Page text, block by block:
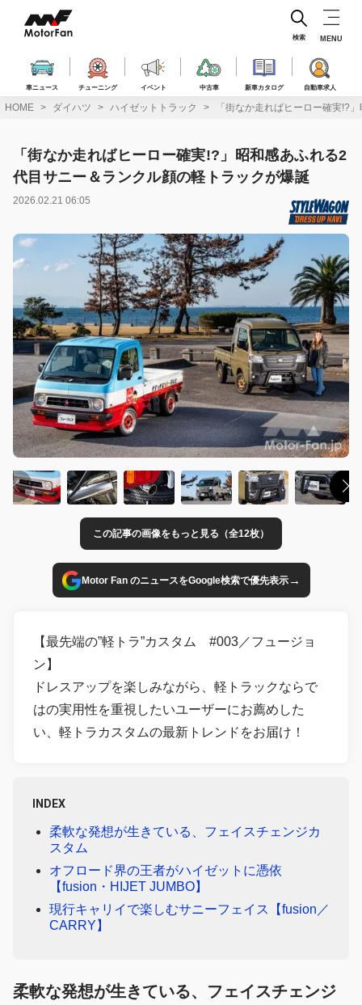
ス
車ニュース チューニング イベント 中古車 新車カタログ 自動車求人
検索 MENU
HOME ダイハツ ハイゼットトラック 「街なか走ればヒーロー確実!?
「街なか走ればヒーロー確実!?」昭和感あふれる2
代目サニー＆ランクル顔の軽トラックが爆誕
2026.02.21 06:05
この記事の画像をもっと見る（全12枚）
Motor Fan のニュースをGoogle検索で優先表示→
【最先端の”軽トラ”カスタム #003／フュージョ
ン】
ドレスアップを楽しみながら、軽トラックならで
はの実用性を重視したいユーザーにお薦めした
い、軽トラカスタムの最新トレンドをお届け！
INDEX
柔軟な発想が生きている、フェイスチェンジカ
スタム
オフロード界の王者がハイゼットに憑依
【fusion・HIJET JUMBO】
現行キャリイで楽しむサニーフェイス【fusion／
CARRY】
柔軟な発想が生きている、 フェイスチェンジ